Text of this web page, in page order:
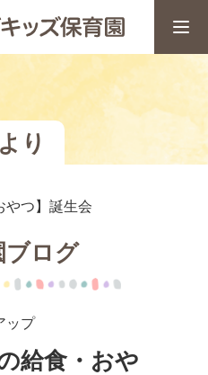
り
やつ】誕生会
ブログ
ップ
給食・おや